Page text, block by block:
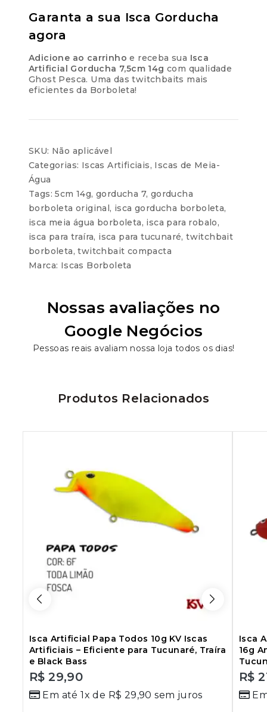
Garanta a sua Isca Gorducha
agora
Adicione ao carrinho e receba sua Isca
Artificial Gorducha 7,5cm 14g com qualidade
Ghost Pesca. Uma das twitchbaits mais
eficientes da Borboleta!
SKU: Não aplicável
Categorias: Iscas Artificiais, Iscas de Meia-
Água
Tags:5cm 14g,gorducha 7, gorducha
borboleta original, isca gorducha borboleta,
isca meia água borboleta, isca para robalo,
isca para traíra, isca para tucunaré,twitchbait
borboleta,twitchbait compacta
Marca: Iscas Borboleta
Nossas avaliações no
Google Negócios
Pessoas reais avaliam nossa loja todos os dias!
Produtos Relacionados
Isca Artificial Papa Todos 10g KV Iscas
Artificiais – Eficiente para Tucunaré, Traíra
e Black Bass
out
R$29,90
Em até 1x de R$ 29,90 sem juros
Isca
16g
out
R$